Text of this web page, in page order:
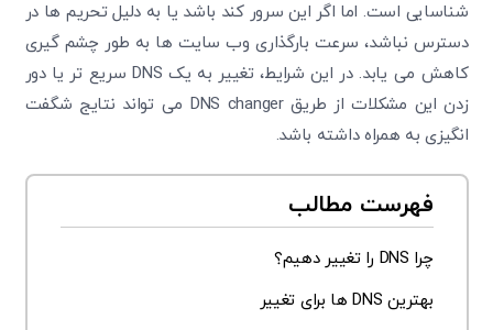
شناسایی است. اما اگر این سرور کند باشد یا به دلیل تحریم ‌ها در
دسترس نباشد، سرعت بارگذاری وب‌ سایت‌ ها به طور چشم گیری
کاهش می ‌یابد. در این شرایط، تغییر به یک DNS سریع ‌تر یا دور
زدن این مشکلات از طریق DNS changer می‌ تواند نتایج شگفت
‌انگیزی به همراه داشته باشد.
فهرست مطالب
چرا DNS را تغییر دهیم؟
بهترین DNS ها برای تغییر